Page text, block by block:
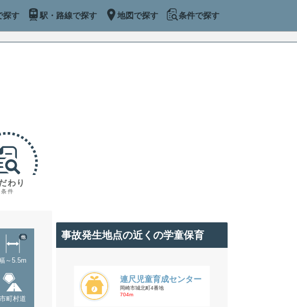
探す 駅・路線で探す 地図で探す 条件で探す
わり
条件
～5.5m
他
市町村道
事故発生地点の近くの学童保育
連尺児童育成センター
岡崎市城北町4番地
704m